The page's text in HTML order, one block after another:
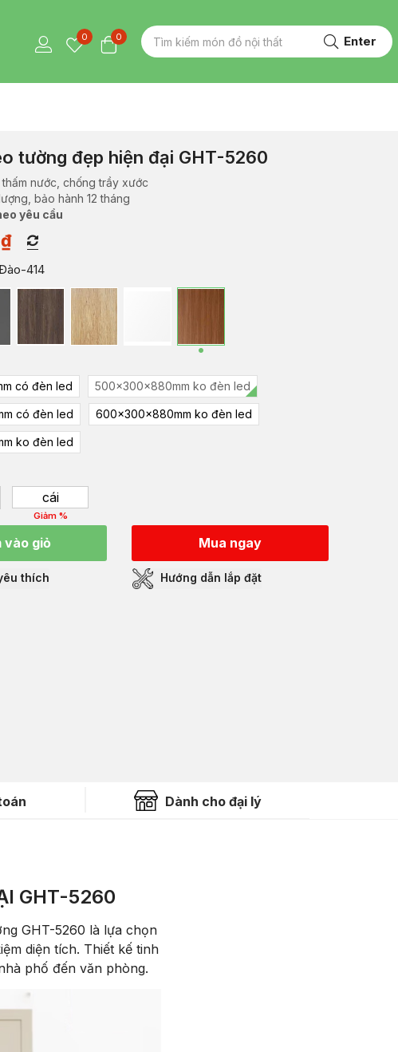
0 0 Enter
tường đẹp hiện đại GHT-5260
nước, chống trầy xước
bảo hành 12 tháng
yêu cầu
₫
414
có đèn led 500x300x880mm ko đèn led
có đèn led 600x300x880mm ko đèn led
ko đèn led
cái
Giảm %
vào giỏ Mua ngay
thích Hướng dẫn lắp đặt
Dành cho đại lý
GHT-5260
GHT-5260 là lựa chọn
diện tích. Thiết kế tinh
phố đến văn phòng.